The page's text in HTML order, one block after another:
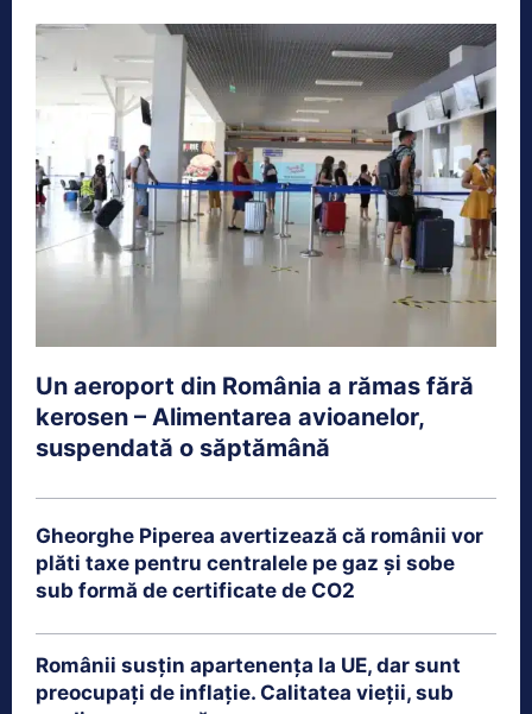
Un aeroport din România a rămas fără
kerosen – Alimentarea avioanelor,
suspendată o săptămână
Gheorghe Piperea avertizează că românii vor
plăti taxe pentru centralele pe gaz și sobe
sub formă de certificate de CO2
Românii susțin apartenența la UE, dar sunt
preocupați de inflație. Calitatea vieții, sub